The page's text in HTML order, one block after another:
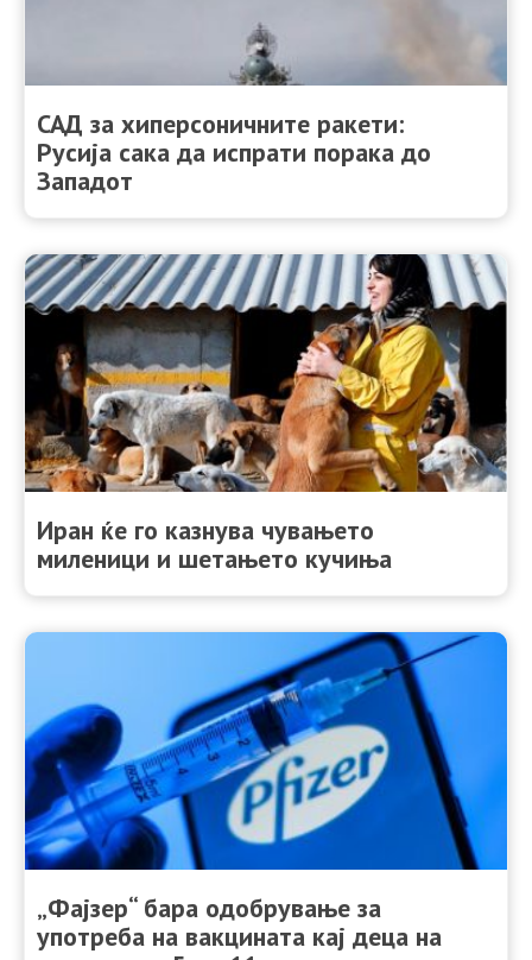
САД за хиперсоничните ракети:
Русија сака да испрати порака до
Западот
Иран ќе го казнува чувањето
миленици и шетањето кучиња
„Фајзер“ бара одобрување за
употреба на вакцината кај деца на